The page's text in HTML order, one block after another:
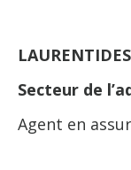
LAURENTIDES
Secteur de
Agent en